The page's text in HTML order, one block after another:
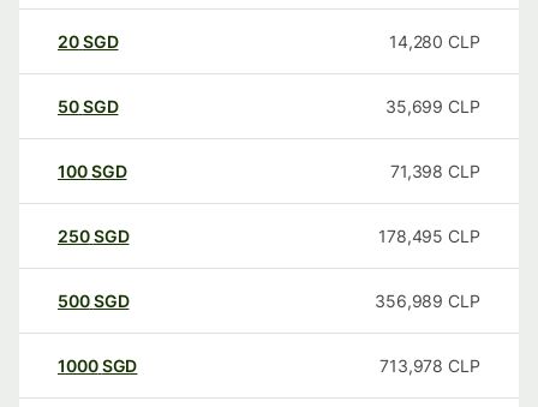
20SGD 14,280 CLP
50SGD 35,699 CLP
100SGD 71,398 CLP
250SGD 178,495 CLP
500SGD 356,989 CLP
1000SGD 713,978 CLP